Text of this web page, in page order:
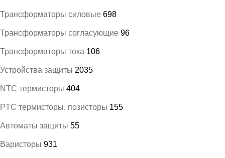
Трансформаторы силовые 698
Трансформаторы согласующие 96
Трансформаторы тока 106
Устройства защиты 2035
NTC термисторы 404
PTC термисторы, позисторы 155
Автоматы защиты 55
Варисторы 931